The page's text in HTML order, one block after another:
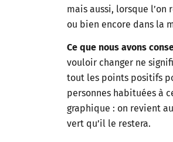
mais aussi, lorsque
ou bien encore dans la
Ce que nous avons
vouloir changer ne
tout les points positifs
personnes habituées à
graphique : on revient
vert qu’il le restera.